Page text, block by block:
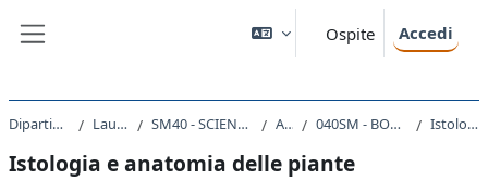
Ospite Accedi
Dipartimento di Scienze della Vita Laurea triennale (DM270) SM40 - SCIENZE E TECNOLOGIE PER L'AMBIENTE E LA NATURA A.A. 2023 - 2024 040SM - BOTANICA GENERALE CON LABORATORIO 2023 Istologia e anatomia delle piante
Istologia e anatomia delle piante